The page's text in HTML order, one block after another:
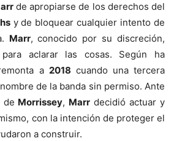
de apropiarse de los derechos del
y de bloquear cualquier intento de
Marr, conocido por su discreción,
aclarar las cosas. Según ha
a 2018 cuando una tercera
de la banda sin permiso. Ante
de Morrissey, Marr decidió actuar y
con la intención de proteger el
a construir.